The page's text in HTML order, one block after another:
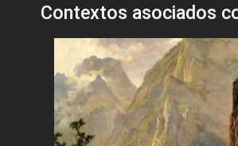
Contextos asociados